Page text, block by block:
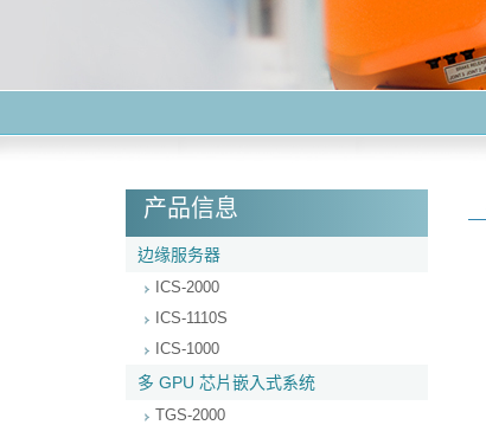
产品信息
边缘服务器
ICS-2000
ICS-1110S
ICS-1000
多 GPU 芯片嵌入式系统
TGS-2000